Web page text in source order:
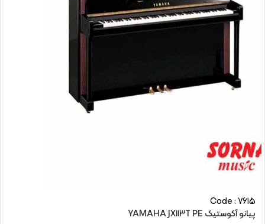
Code : 7615
پیانو آکوستیک YAMAHA JX113T PE